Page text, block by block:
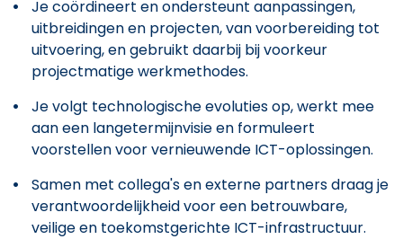
Je coördineert en ondersteunt aanpassingen,
uitbreidingen en projecten, van voorbereiding tot
uitvoering, en gebruikt daarbij bij voorkeur
projectmatige werkmethodes.
Je volgt technologische evoluties op, werkt mee
aan een langetermijnvisie en formuleert
voorstellen voor vernieuwende ICT-oplossingen.
Samen met collega's en externe partners draag je
verantwoordelijkheid voor een betrouwbare,
veilige en toekomstgerichte ICT-infrastructuur.